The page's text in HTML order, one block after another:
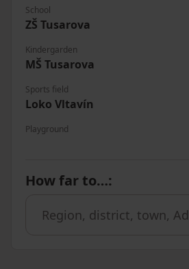
School
ZŠ Tusarova
Kindergarden
MŠ Tusarova
Sports field
Loko Vltavín
Playground
How far to…: